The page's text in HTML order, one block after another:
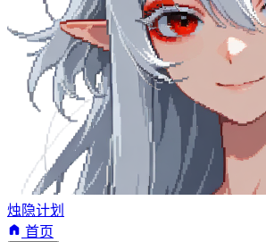
烛隐计划
首页